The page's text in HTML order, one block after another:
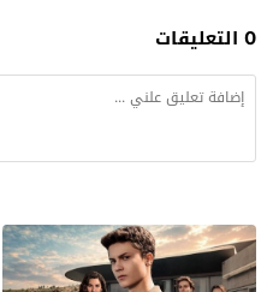
0 التعليقات